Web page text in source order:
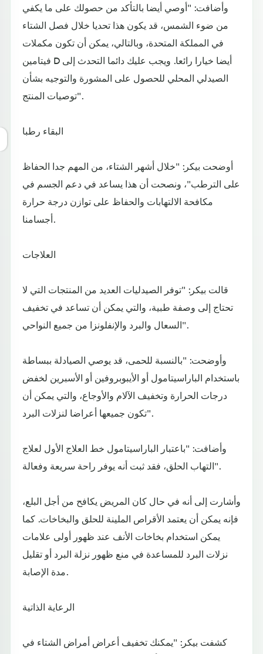
وأضافت: "أوصي أيضا بالتأكد من حصولك على ما يكفي
من ضوء الشمس، قد يكون هذا تحديا خلال فصل الشتاء
في المملكة المتحدة، وبالتالي، يمكن أن تكون مكملات
فيتامين D أيضا خيارا رائعا. ويجب عليك دائما التحدث إلى
الصيدلي المحلي للحصول على المشورة والتوجيه بشأن
توصيات المنتج".
البقاء رطبا
أوضحت بيكر: "خلال أشهر الشتاء، من المهم جدا الحفاظ
على الترطب"، ونصحت أن هذا يساعد في دعم الجسم في
مكافحة الالتهابات والحفاظ على توازن درجة حرارة
أجسامنا.
العلاجات
قالت بيكر: "توفر الصيدليات العديد من المنتجات التي لا
تحتاج إلى وصفة طبية، والتي يمكن أن تساعد في تخفيف
السعال والبرد والإنفلونزا من جميع النواحي".
وأوضحت: "بالنسبة للحمى، قد يوصي الصيادلة ببساطة
باستخدام الباراسيتامول أو الأيبوبروفين أو الأسبرين لخفض
درجات الحرارة وتخفيف الآلام والأوجاع، والتي يمكن أن
تكون جميعها أعراضا لنزلات البرد".
وأضافت: "باعتبار الباراسيتامول خط العلاج الأول لعلاج
التهاب الحلق، فقد ثبت أنه يوفر راحة سريعة وفعالة".
وأشارت إلى أنه في حال كان المريض يكافح من أجل البلع،
فإنه يمكن أن يعتمد الأقراص الملينة للحلق والبخاخات. كما
يمكن استخدام بخاخات الأنف عند ظهور أولى علامات
نزلات البرد للمساعدة في منع ظهور نزلة البرد أو تقليل
مدة الإصابة.
الرعاية الذاتية
كشفت بيكر: "يمكنك تخفيف أعراض أمراض الشتاء في